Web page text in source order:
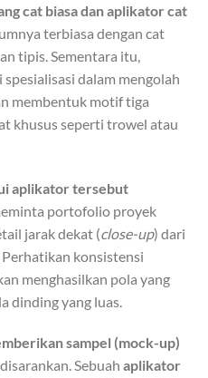
cat biasa dan aplikator cat
terbiasa dengan cat
tipis. Sementara itu,
spesialisasi dalam mengolah
membentuk motif tiga
khusus seperti trowel atau
aplikator tersebut
portofolio proyek
jarak dekat (close-up) dari
konsistensi
menghasilkan pola yang
dinding yang luas.
sampel (mock-up)
Sebuah aplikator